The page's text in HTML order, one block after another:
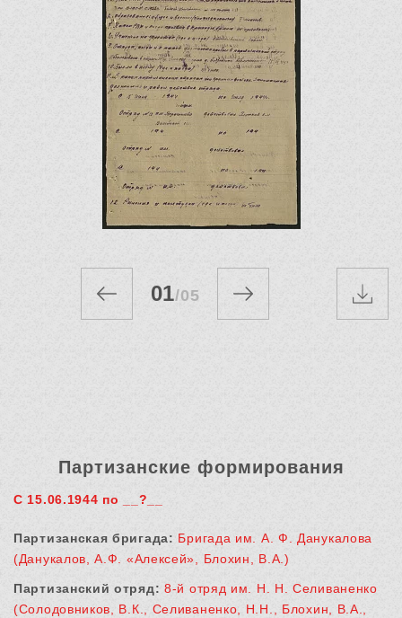
01/05
Партизанские формирования
С 15.06.1944 по __?__
Партизанская бригада: Бригада им. А. Ф. Данукалова
(Данукалов, А.Ф. «Алексей», Блохин, В.А.)
Партизанский отряд: 8-й отряд им. Н. Н. Селиваненко
(Солодовников, В.К., Селиваненко, Н.Н., Блохин, В.А.,